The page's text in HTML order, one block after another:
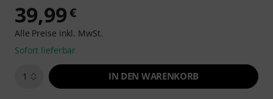
39,99€
Alle Preise inkl. MwSt.
Sofort lieferbar
1 IN DEN WARENKORB